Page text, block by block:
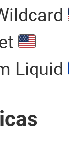
Liquid